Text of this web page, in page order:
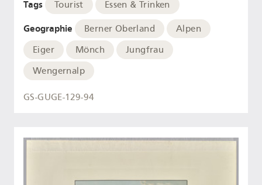
Tags Tourist Essen & Trinken
Geographie Berner Oberland
Alpen
Eiger
Mönch
Jungfrau
Wengernalp
GS-GUGE-129-94